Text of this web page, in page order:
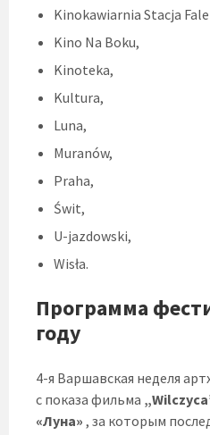
Kinokawiarnia Stacja
Kino Na Boku,
Kinoteka,
Kultura,
Luna,
Muranów,
Praha,
Świt,
U-jazdowski,
Wisła.
Программа
году
4-я Варшавская неделя
с показа фильма
«Луна» , за которым